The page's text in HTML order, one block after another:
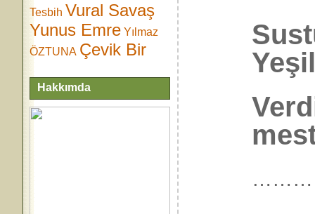
Tesbih Vural Savaş
Yunus Emre Yılmaz
ÖZTUNA Çevik Bir
Hakkımda